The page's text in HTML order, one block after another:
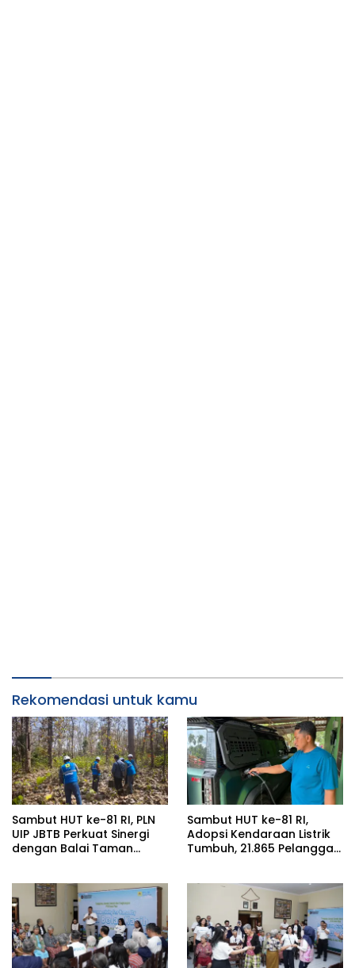
Rekomendasi untuk kamu
Sambut HUT ke-81 RI, PLN
UIP JBTB Perkuat Sinergi
dengan Balai Taman
SUTET 500 kV Paiton–
Watudodol/Kalipuro
Sambut HUT ke-81 RI,
Adopsi Kendaraan Listrik
Tumbuh, 21.865 Pelanggan
pada Semester I 2026